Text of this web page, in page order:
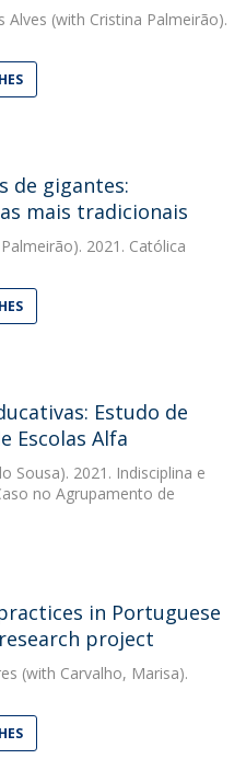
Alves (with Cristina Palmeirão).
de gigantes:
mais tradicionais
2021. Católica
Estudo de
Escolas Alfa
Sousa). 2021. Indisciplina e
no Agrupamento de
in Portuguese
project
(with Carvalho, Marisa).